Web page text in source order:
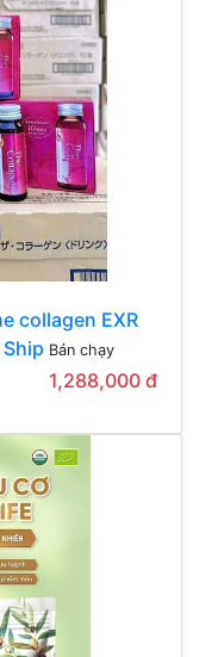
collagen EXR
Bán chạy
1,288,000 đ